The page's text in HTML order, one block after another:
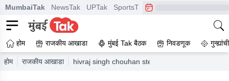
MumbaiTak NewsTak UPTak SportsTak CrimeTak
होम राजकीय आखाडा मुंबई Tak बैठक निवडणूक
होम राजकीय आखाडा hivraj singh chouhan stepped down post of